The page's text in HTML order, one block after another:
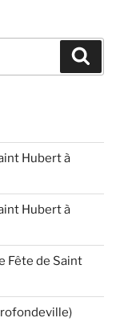
Hubert à
Hubert à
Fête de Saint